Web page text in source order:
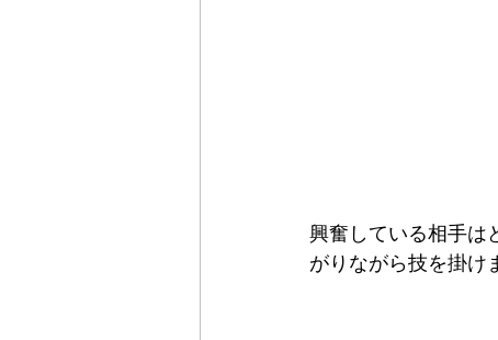
興奮している相手は
がりながら技を掛け